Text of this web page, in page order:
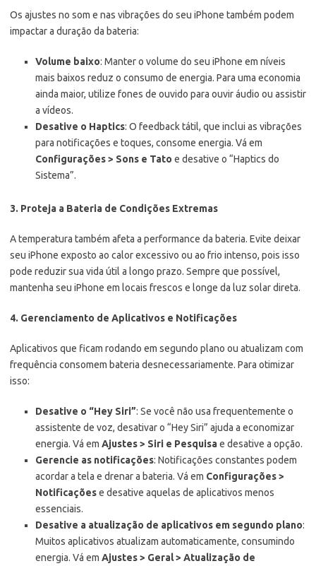
Os ajustes no som e nas vibrações do seu iPhone também podem
impactar a duração da bateria:
Volume baixo: Manter o volume do seu iPhone em níveis
mais baixos reduz o consumo de energia. Para uma economia
ainda maior, utilize fones de ouvido para ouvir áudio ou assistir
a vídeos.
Desative o Haptics: O feedback tátil, que inclui as vibrações
para notificações e toques, consome energia. Vá em
Configurações > Sons e Tato e desative o “Haptics do
Sistema”.
3. Proteja a Bateria de Condições Extremas
A temperatura também afeta a performance da bateria. Evite deixar
seu iPhone exposto ao calor excessivo ou ao frio intenso, pois isso
pode reduzir sua vida útil a longo prazo. Sempre que possível,
mantenha seu iPhone em locais frescos e longe da luz solar direta.
4. Gerenciamento de Aplicativos e Notificações
Aplicativos que ficam rodando em segundo plano ou atualizam com
frequência consomem bateria desnecessariamente. Para otimizar
isso:
Desative o “Hey Siri”: Se você não usa frequentemente o
assistente de voz, desativar o “Hey Siri” ajuda a economizar
energia. Vá em Ajustes > Siri e Pesquisae desative a opção.
Gerencie as notificações: Notificações constantes podem
acordar a tela e drenar a bateria. Vá em Configurações >
Notificaçõese desative aquelas de aplicativos menos
essenciais.
Desative a atualização de aplicativos em segundo plano:
Muitos aplicativos atualizam automaticamente, consumindo
energia. Vá em Ajustes > Geral > Atualização de